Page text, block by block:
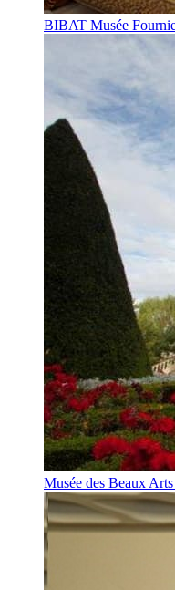
BIBAT Musée
Musée des Beaux